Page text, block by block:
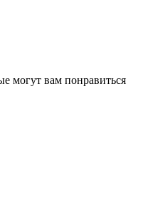
могут вам понравиться